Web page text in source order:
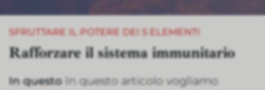
SFRUTTARE IL POTERE DEI 5 ELEMENTI
Rafforzare il sistema immunitario
In questoIn questo articolo vogliamo